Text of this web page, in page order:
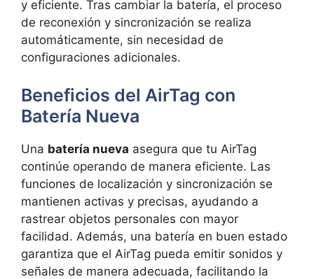
y eficiente. Tras cambiar la batería, el proceso
de reconexión y sincronización se realiza
automáticamente, sin necesidad de
configuraciones adicionales.
Beneficios del AirTag con
Batería Nueva
Una batería nueva asegura que tu AirTag
continúe operando de manera eficiente. Las
funciones de localización y sincronización se
mantienen activas y precisas, ayudando a
rastrear objetos personales con mayor
facilidad. Además, una batería en buen estado
garantiza que el AirTag pueda emitir sonidos y
señales de manera adecuada, facilitando la